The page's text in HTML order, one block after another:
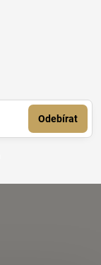
Odebírat